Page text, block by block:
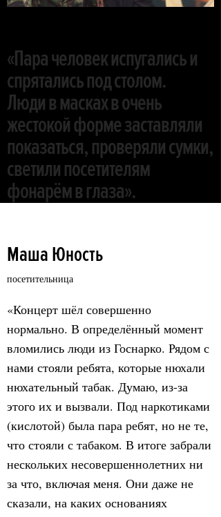
«Пара человек испугались и
спрятались под столом.
Люди в масках в очень
жестокой форме заставляли
показаться, проверяли сумки,
светили посетителям
фонарём в глаза».
Маша Юность
посетительница
«Концерт шёл совершенно
нормально. В определённый момент
вломились люди из Госнарко. Рядом с
нами стояли ребята, которые нюхали
нюхательный табак. Думаю, из-за
этого их и вызвали. Под наркотиками
(кислотой) была пара ребят, но не те,
что стояли с табаком. В итоге забрали
нескольких несовершеннолетних ни
за что, включая меня. Они даже не
сказали, на каких основаниях